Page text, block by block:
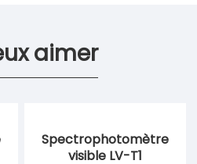
aimer
Spectrophotomètre
visible LV-T1